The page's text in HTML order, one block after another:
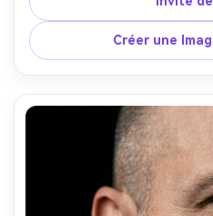
et bokeh crémeux, Fujifilm X-
de portrait rapproché, angle
conviviale et accessible,
mise au point nette,
Créer une